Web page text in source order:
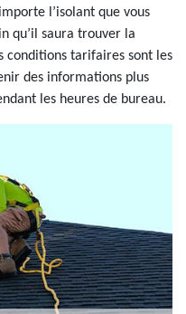
l’isolant que vous
qu’il saura trouver la
conditions tarifaires sont les
des informations plus
les heures de bureau.